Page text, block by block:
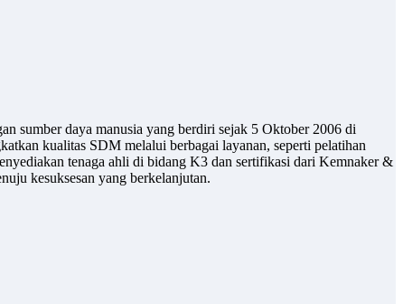
sumber daya manusia yang berdiri sejak 5 Oktober 2006 di
kualitas SDM melalui berbagai layanan, seperti pelatihan
tenaga ahli di bidang K3 dan sertifikasi dari Kemnaker &
kesuksesan yang berkelanjutan.